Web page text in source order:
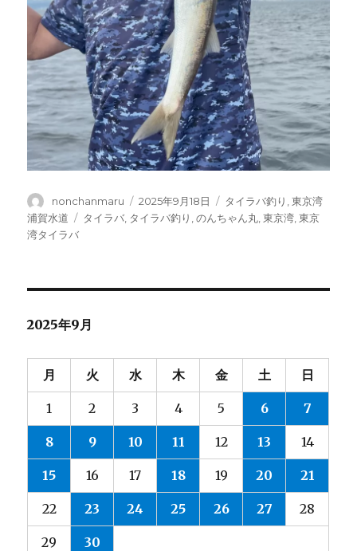
投
稿
者
nonchanmaru
投
稿
2025年9月18日
カ
テ
タイラバ釣り ,東京湾
浦賀水道
タ
タイラバ タイラバ釣り ,のんちゃん丸 ,東京湾 ,東京
湾タイラバ
2025年9月
月 火 水 木 金 土 日
1 2 3 4 5 6 7
8 9 10 11 12 13 14
15 16 17 18 19 20 21
22 23 24 25 26 27 28
29 30